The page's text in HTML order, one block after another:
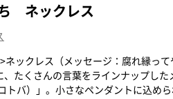
ネックレス
ネックレス（メッセージ：腐れ縁っ
、たくさんの言葉をラインナップし
トバ）」。小さなペンダントに込め